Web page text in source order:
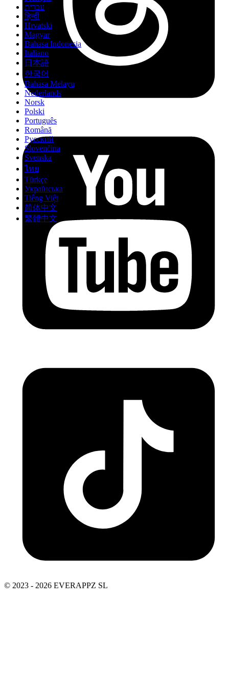
עברית
हिन्दी
Hrvatski
Magyar
Bahasa Indonesia
Italiano
日本語
한국어
Bahasa Melayu
Nederlands
Norsk
Polski
Português
Română
Русский
Slovenčina
Svenska
ไทย
Türkçe
Українська
Tiếng Việt
简体中文
繁體中文
© 2023 - 2026 EVERAPPZ SL